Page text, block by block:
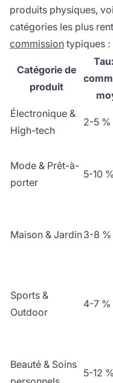
produits physiques,
catégories les plus
commission typiques :
Catégorie de
produit
Électronique &
High-tech
2-5 %
Mode & Prêt-à-
porter
5-10 %
Maison & Jardin3-8 %
Sports &
Outdoor
4-7 %
Beauté & Soins
5-12 %